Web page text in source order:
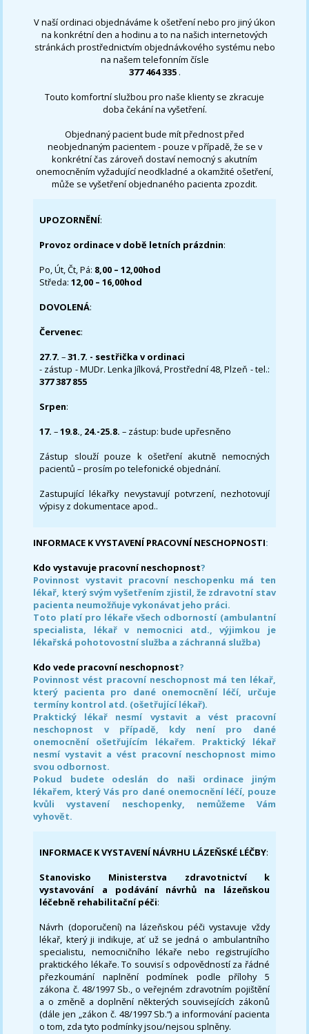
V naší ordinaci objednáváme k ošetření nebo pro jiný úkon
na konkrétní den a hodinu a to na našich internetových
stránkách prostřednictvím objednávkového systému nebo
na našem telefonním čísle
377 464 335 .
Touto komfortní službou pro naše klienty se zkracuje
doba čekání na vyšetření.
Objednaný pacient bude mít přednost před
neobjednaným pacientem - pouze v případě, že se v
konkrétní čas zároveň dostaví nemocný s akutním
onemocněním vyžadující neodkladné a okamžité ošetření,
může se vyšetření objednaného pacienta zpozdit.
UPOZORNĚNÍ:
Provoz ordinace v době letních prázdnin:
Po, Út, Čt, Pá: 8,00 – 12,00hod
Středa:12,00 – 16,00hod
DOVOLENÁ:
Červenec:
27.7.–31.7. - sestřička v ordinaci
- zástup - MUDr. Lenka Jílková, Prostřední 48, Plzeň - tel.:
377 387 855
Srpen:
17. –19.8., 24.-25.8. – zástup: bude upřesněno
Zástup slouží pouze k ošetření akutně nemocných
pacientů – prosím po telefonické objednání.
Zastupující lékařky nevystavují potvrzení, nezhotovují
výpisy z dokumentace apod..
INFORMACE K VYSTAVENÍ PRACOVNÍ NESCHOPNOSTI:
Kdo vystavuje pracovní neschopnost?
Povinnost vystavit pracovní neschopenku má ten
lékař, který svým vyšetřením zjistil, že zdravotní stav
pacienta neumožňuje vykonávat jeho práci.
Toto platí pro lékaře všech odborností (ambulantní
specialista, lékař v nemocnici atd., výjimkou je
lékařská pohotovostní služba a záchranná služba)
Kdo vede pracovní neschopnost?
Povinnost vést pracovní neschopnost má ten lékař,
který pacienta pro dané onemocnění léčí, určuje
termíny kontrol atd. (ošetřující lékař).
Praktický lékař nesmí vystavit a vést pracovní
neschopnost v případě, kdy není pro dané
onemocnění ošetřujícím lékařem. Praktický lékař
nesmí vystavit a vést pracovní neschopnost mimo
svou odbornost.
Pokud budete odeslán do naši ordinace jiným
lékařem, který Vás pro dané onemocnění léčí, pouze
kvůli vystavení neschopenky, nemůžeme Vám
vyhovět.
INFORMACE K VYSTAVENÍ NÁVRHU LÁZEŇSKÉ LÉČBY:
Stanovisko Ministerstva zdravotnictví k
vystavování a podávání návrhů na lázeňskou
léčebně rehabilitační péči:
Návrh (doporučení) na lázeňskou péči vystavuje vždy
lékař, který ji indikuje, ať už se jedná o ambulantního
specialistu, nemocničního lékaře nebo registrujícího
praktického lékaře. To souvisí s odpovědností za řádné
přezkoumání naplnění podmínek podle přílohy 5
zákona č. 48/1997 Sb., o veřejném zdravotním pojištění
a o změně a doplnění některých souvisejících zákonů
(dále jen „zákon č. 48/1997 Sb.“) a informování pacienta
o tom, zda tyto podmínky jsou/nejsou splněny.